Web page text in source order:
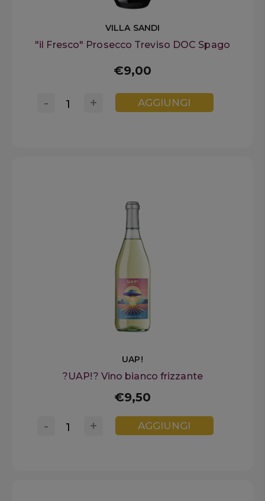
VILLA SANDI
"il Fresco" Prosecco Treviso DOC Spago
€9,00
+
- AGGIUNGI
UAP!
?UAP!? Vino bianco frizzante
€9,50
+
- AGGIUNGI